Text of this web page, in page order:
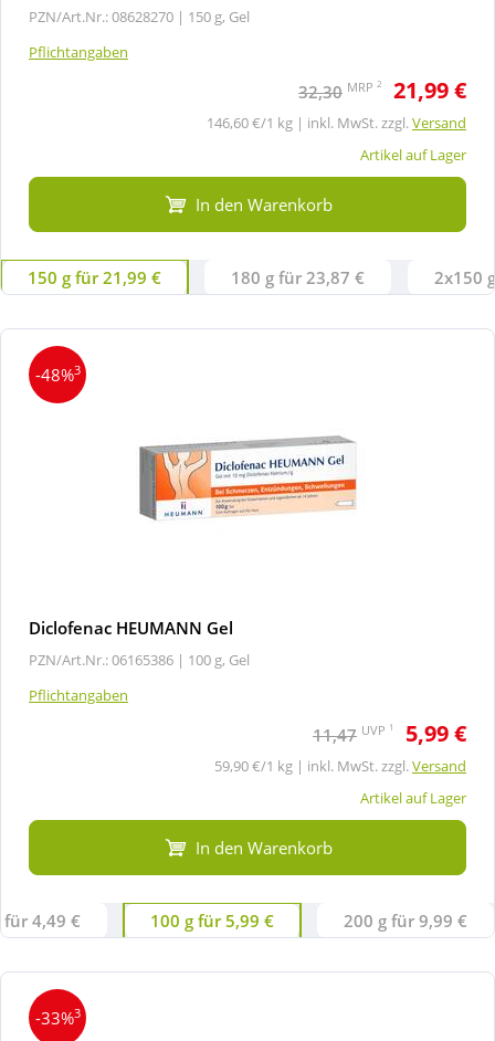
PZN/Art.Nr.: 08628270 | 150 g, Gel
Pflichtangaben
32,30 MRP 2 21,99 €
146,60 €/1 kg | inkl. MwSt. zzgl.Versand
Artikel auf Lager
In den Warenkorb
150 g für 21,99 € 180 g für 23,87 € 2x150
-48%3
Diclofenac HEUMANN Gel
PZN/Art.Nr.: 06165386 | 100 g, Gel
Pflichtangaben
11,47 UVP 1 5,99 €
59,90 €/1 kg | inkl. MwSt. zzgl.Versand
Artikel auf Lager
In den Warenkorb
für 4,49 € 100 g für 5,99 € 200 g für 9,99 €
-33%3